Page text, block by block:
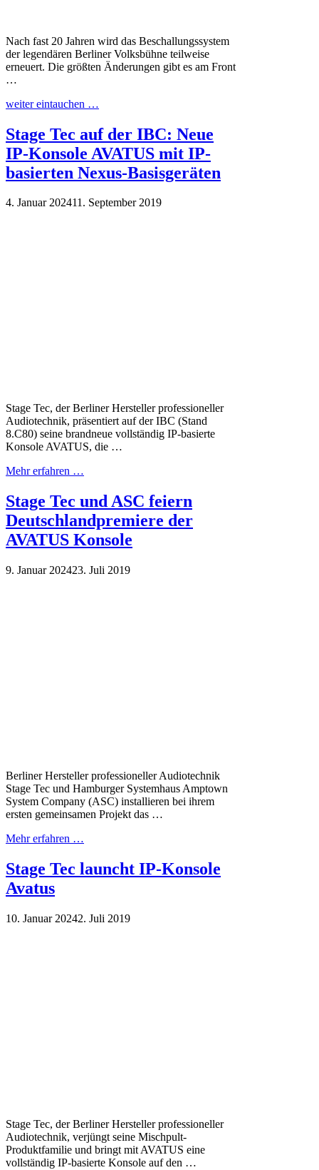
Nach fast 20 Jahren wird das Beschallungssystem
der legendären Berliner Volksbühne teilweise
erneuert. Die größten Änderungen gibt es am Front
…
weiter eintauchen …
Stage Tec auf der IBC: Neue
IP-Konsole AVATUS mit IP-
basierten Nexus-Basisgeräten
4. Januar 202411. September 2019
Stage Tec, der Berliner Hersteller professioneller
Audiotechnik, präsentiert auf der IBC (Stand
8.C80) seine brandneue vollständig IP-basierte
Konsole AVATUS, die …
Mehr erfahren …
Stage Tec und ASC feiern
Deutschlandpremiere der
AVATUS Konsole
9. Januar 202423. Juli 2019
Berliner Hersteller professioneller Audiotechnik
Stage Tec und Hamburger Systemhaus Amptown
System Company (ASC) installieren bei ihrem
ersten gemeinsamen Projekt das …
Mehr erfahren …
Stage Tec launcht IP-Konsole
Avatus
10. Januar 20242. Juli 2019
Stage Tec, der Berliner Hersteller professioneller
Audiotechnik, verjüngt seine Mischpult-
Produktfamilie und bringt mit AVATUS eine
vollständig IP-basierte Konsole auf den …